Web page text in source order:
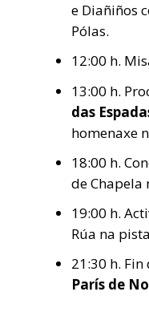
e Diañiños
Pólas.
12:00 h.
13:00 h.
das
homenaxe
18:00 h.
de Chapela
19:00 h.
Rúa na
21:30 h. Fin
París de